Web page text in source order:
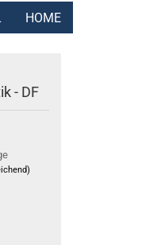
HOME
- DF